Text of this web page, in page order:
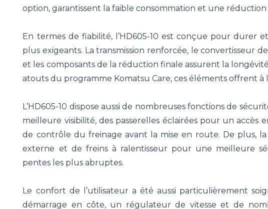
option, garantissent la faible consommation et une réduction
En termes de fiabilité, l’HD605-10 est conçue pour durer
plus exigeants. La transmission renforcée, le convertisseur
et les composants de la réduction finale assurent la
atouts du programme Komatsu Care, ces éléments offrent à
L’HD605-10 dispose aussi de nombreuses fonctions de
meilleure visibilité, des passerelles éclairées pour un accès
de contrôle du freinage avant la mise en route. De plus,
externe et de freins à ralentisseur pour une meilleure
pentes les plus abruptes.
Le confort de l’utilisateur a été aussi particulièrement
démarrage en côte, un régulateur de vitesse et de